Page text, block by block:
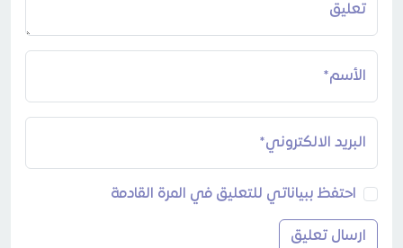
تعليق
الأسم*
البريد الالكتروني*
احتفظ ببياناتي للتعليق في المرة القادمة